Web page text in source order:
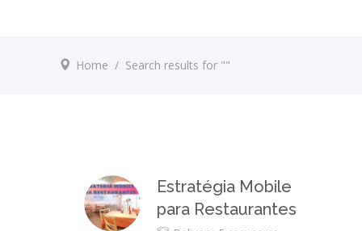
Home / Search results for ""
Estratégia Mobile
para Restaurantes